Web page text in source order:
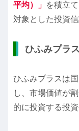
平均）」 を積立
対象とした投資信
ひふみプラ
ひふみプラスは
し、市場価値が
的に投資する投資